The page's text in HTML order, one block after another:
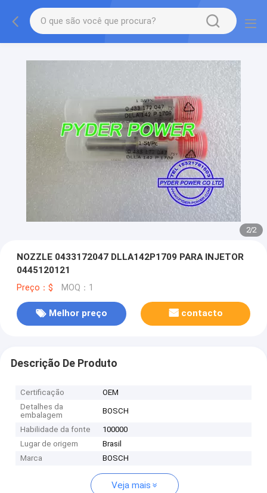
2/2
NOZZLE 0433172047 DLLA142P1709 PARA INJETOR
0445120121
Preço：$ MOQ：1
Melhor preço contacto
Descrição De Produto
Certificação
OEM
Detalhes da
embalagem
BOSCH
Habilidade da fonte
100000
Lugar de origem
Brasil
Marca
BOSCH
Veja mais